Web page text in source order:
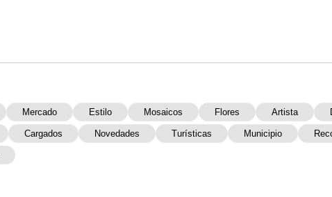
Mercado Estilo Mosaicos Flores Artista
Cargados Novedades Turísticas Municipio